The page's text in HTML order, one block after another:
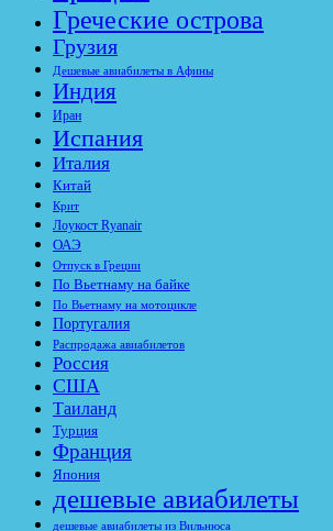
Греческие острова
Грузия
Дешевые авиабилеты в Афины
Индия
Иран
Испания
Италия
Китай
Крит
Лоукост Ryanair
ОАЭ
Отпуск в Греции
По Вьетнаму на байке
По Вьетнаму на мотоцикле
Португалия
Распродажа авиабилетов
Россия
США
Таиланд
Турция
Франция
Япония
дешевые авиабилеты
дешевые авиабилеты из Вильнюса